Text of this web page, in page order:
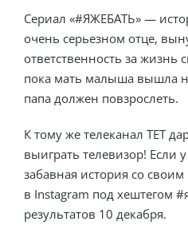
Сериал «#ЯЖЕБАТЬ» —
очень серьезном отце,
ответственность за жизнь
пока мать малыша вышла
папа должен повзрослеть.
К тому же телеканал ТЕТ
выиграть телевизор! Если
забавная история со
в Instagram под хештегом
результатов 10 декабря.